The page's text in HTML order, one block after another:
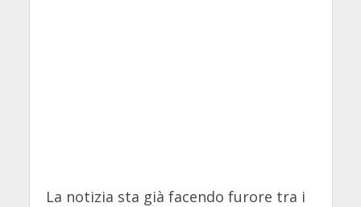
La notizia sta già facendo furore tra i